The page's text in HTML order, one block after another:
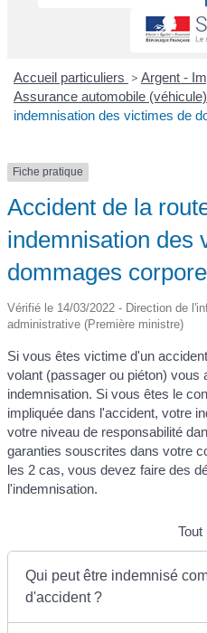
Accueil particuliers > Argent -
Assurance automobile (véhicule)
indemnisation des victimes de
Fiche pratique
Accident de la
indemnisation des
dommages
Vérifié le 14/03/2022 - Direction de
administrative (Première ministre)
Si vous êtes victime d'un
volant (passager ou piéton) vous
indemnisation. Si vous êtes le
impliquée dans l'accident, votre
votre niveau de responsabilité
garanties souscrites dans votre
les 2 cas, vous devez faire des
l'indemnisation.
Tout
Qui peut être indemnisé
d'accident ?